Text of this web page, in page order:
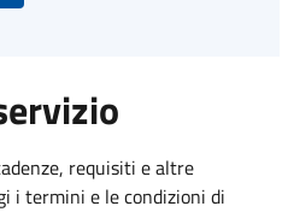
requisiti e altre
i termini e le condizioni di